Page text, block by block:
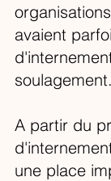
avaient
soulagement.
A partir du
une place